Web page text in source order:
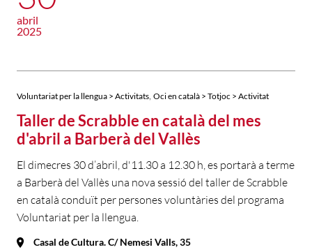
abril
2025
Voluntariat per la llengua > Activitats Oci en català > Totjoc > Activitat
Taller de Scrabble en català del mes
d'abril a Barberà del Vallès
El dimecres 30 d’abril, d'11.30 a 12.30 h, es portarà a terme
a Barberà del Vallès una nova sessió del taller de Scrabble
en català conduït per persones voluntàries del programa
Voluntariat per la llengua.
Casal de Cultura. C/ Nemesi Valls, 35